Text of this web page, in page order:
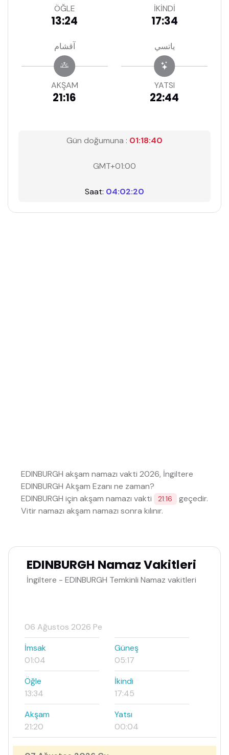
ÖĞLE
13:24
İKİNDİ
17:34
آقشام
AKŞAM
21:16
ياتسي
YATSI
22:44
Gün doğumuna :01:18:39
GMT+01:00
Saat:04:02:21
EDINBURGH akşam namazı vakti 2026, İngiltere
EDINBURGH Akşam Ezanı ne zaman?
EDINBURGH için akşam namazı vakti
21:16
geçedir.
Vitir namazı akşam namazı sonra kılınır.
EDINBURGH Namaz Vakitleri
İngiltere - EDINBURGH Temkinli Namaz vakitleri
06 Ağustos 2026 Pe
İmsak
01:04
Güneş
05:17
Öğle
13:34
İkindi
17:45
Akşam
21:20
Yatsı
00:04